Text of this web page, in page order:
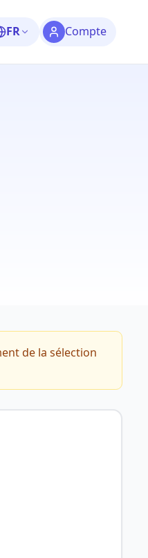
FR Compte
de la sélection